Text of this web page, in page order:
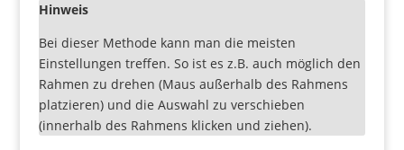
Hinweis
Bei dieser Methode kann man die meisten
Einstellungen treffen. So ist es z.B. auch möglich den
Rahmen zu drehen (Maus außerhalb des Rahmens
platzieren) und die Auswahl zu verschieben
(innerhalb des Rahmens klicken und ziehen).